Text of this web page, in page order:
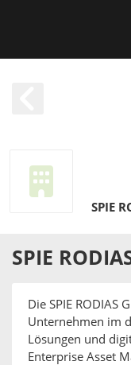
SPIE
SPIE
Die SPIE RODIAS
Unternehmen im
Lösungen und
Enterprise Asset